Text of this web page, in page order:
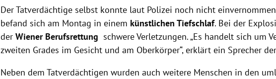
Der Tatverdächtige selbst konnte laut Polizei noch nicht
befand sich am Montag in einem künstlichen Tiefschlaf. Bei der
derWiener Berufsrettung schwere Verletzungen. „Es handelt sich um
zweiten Grades im Gesicht und am Oberkörper“, erklärt ein Sprecher
Neben dem Tatverdächtigen wurden auch weitere Menschen in den